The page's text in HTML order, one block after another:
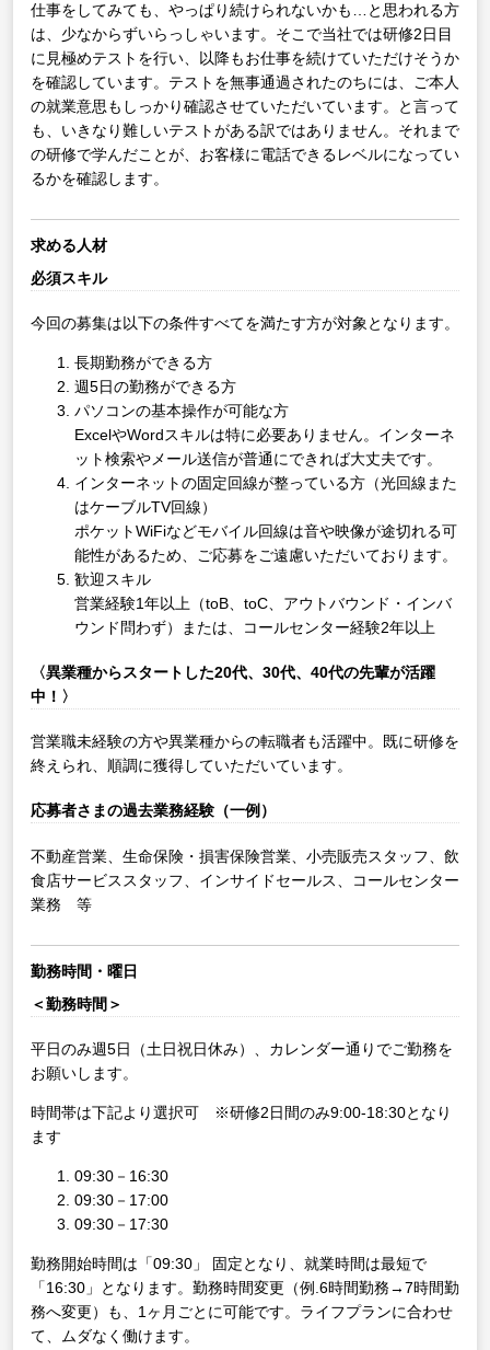
仕事をしてみても、やっぱり続けられないかも…と思われる方
は、少なからずいらっしゃいます。そこで当社では研修2日目
に見極めテストを行い、以降もお仕事を続けていただけそうか
を確認しています。テストを無事通過されたのちには、ご本人
の就業意思もしっかり確認させていただいています。と言って
も、いきなり難しいテストがある訳ではありません。それまで
の研修で学んだことが、お客様に電話できるレベルになってい
るかを確認します。
求める人材
必須スキル
今回の募集は以下の条件すべてを満たす方が対象となります。
長期勤務ができる方
週5日の勤務ができる方
パソコンの基本操作が可能な方
ExcelやWordスキルは特に必要ありません。インターネ
ット検索やメール送信が普通にできれば大丈夫です。
インターネットの固定回線が整っている方（光回線また
はケーブルTV回線）
ポケットWiFiなどモバイル回線は音や映像が途切れる可
能性があるため、ご応募をご遠慮いただいております。
歓迎スキル
営業経験1年以上（toB、toC、アウトバウンド・インバ
ウンド問わず）または、コールセンター経験2年以上
〈異業種からスタートした20代、30代、40代の先輩が活躍
中！〉
営業職未経験の方や異業種からの転職者も活躍中。既に研修を
終えられ、順調に獲得していただいています。
応募者さまの過去業務経験（一例）
不動産営業、生命保険・損害保険営業、小売販売スタッフ、飲
食店サービススタッフ、インサイドセールス、コールセンター
業務 等
勤務時間・曜日
＜勤務時間＞
平日のみ週5日（土日祝日休み）、カレンダー通りでご勤務を
お願いします。
時間帯は下記より選択可 ※研修2日間のみ9:00-18:30となり
ます
09:30－16:30
09:30－17:00
09:30－17:30
勤務開始時間は「09:30」 固定となり、就業時間は最短で
「16:30」となります。勤務時間変更（例.6時間勤務→7時間勤
務へ変更）も、1ヶ月ごとに可能です。ライフプランに合わせ
て、ムダなく働けます。